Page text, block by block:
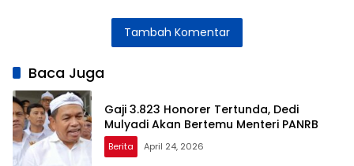
Jadi Sumedang
Meningkat
Perubahan
Tambah Komentar
Baca Juga
Gaji 3.823 Honorer Tertunda, Dedi
Mulyadi Akan Bertemu Menteri PANRB
Berita April 24, 2026